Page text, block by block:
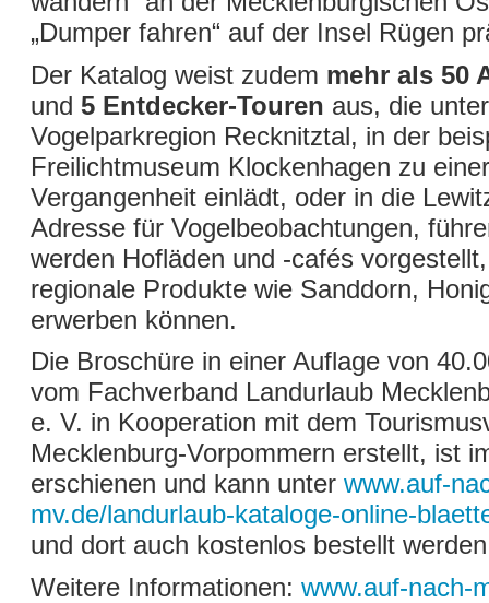
„Dumper fahren“ auf der Insel Rügen
Der Katalog weist zudem mehr als 50
und 5 Entdecker-Touren aus, die
Vogelparkregion Recknitztal, in der
Freilichtmuseum Klockenhagen zu
Vergangenheit einlädt, oder in die
Adresse für Vogelbeobachtungen,
werden Hofläden und -cafés
regionale Produkte wie Sanddorn,
erwerben können.
Die Broschüre in einer Auflage von
vom Fachverband Landurlaub
e. V. in Kooperation mit dem
Mecklenburg-Vorpommern erstellt, ist
erschienen und kann unter www.auf-
mv.de/landurlaub-kataloge-online-
und dort auch kostenlos bestellt
Weitere Informationen: www.auf-nach-